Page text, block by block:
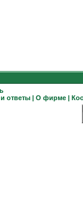
ответы | О фирме |